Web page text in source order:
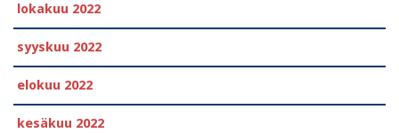
lokakuu 2022
syyskuu 2022
elokuu 2022
kesäkuu 2022